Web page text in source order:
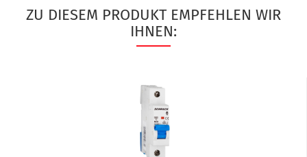
ZU DIESEM PRODUKT EMPFEHLEN WIR
IHNEN: